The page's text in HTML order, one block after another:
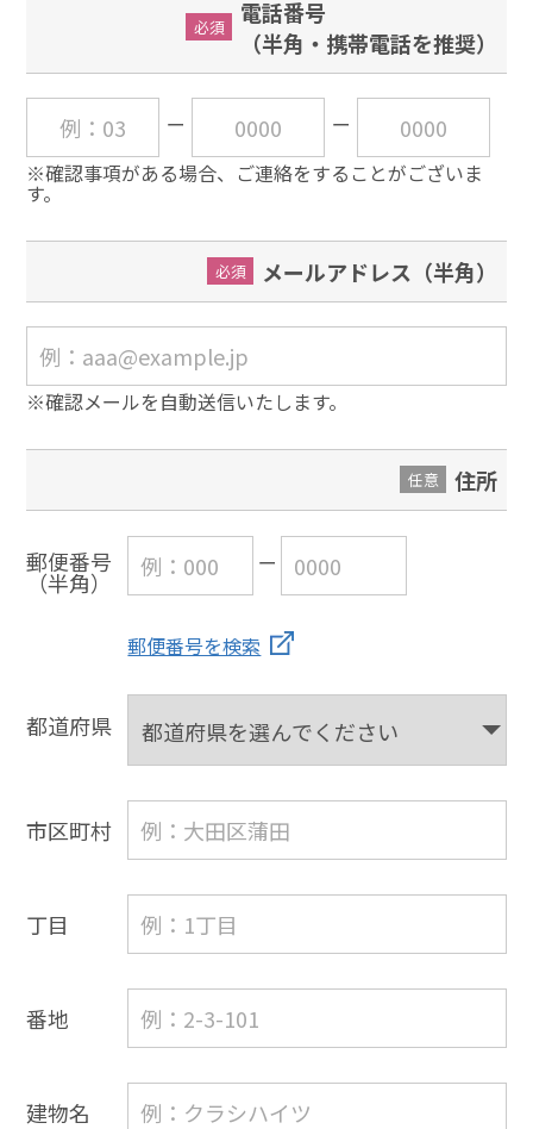
電話番号
（半角・携帯電話を推奨）
必須
※確認事項がある場合、ご連絡をすることがございま
す。
メールアドレス（半角）
必須
※確認メールを自動送信いたします。
住所
任意
郵便番号
（半角）
郵便番号を検索
都道府県
市区町村
丁目
番地
建物名